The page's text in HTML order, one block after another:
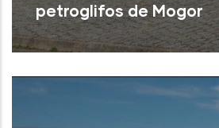
petroglifos de Mogor
Marín (Pontevedra)